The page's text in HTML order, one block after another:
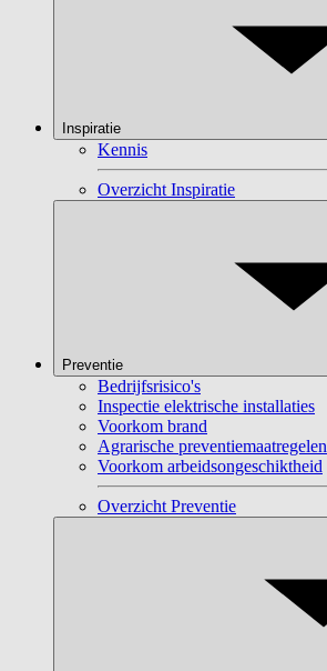
Inspiratie
Kennis
Overzicht Inspiratie
Preventie
Bedrijfsrisico's
Inspectie elektrische installaties
Voorkom brand
Agrarische preventiemaatregelen
Voorkom arbeidsongeschiktheid
Overzicht Preventie